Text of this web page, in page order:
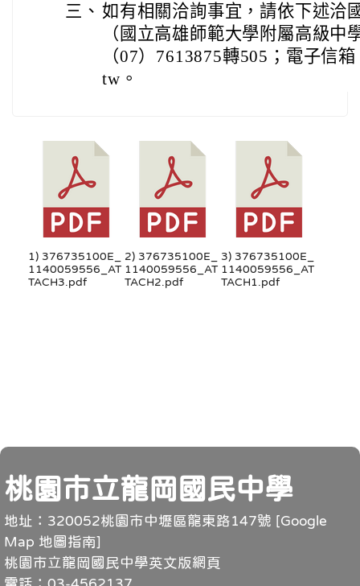
三、 如有相關洽詢事宜，請依下述洽
（國立高雄師範大學附屬高級中
（07）7613875轉505；電子信
tw。
1) 376735100E_
1140059556_AT
TACH3.pdf
2) 376735100E_
1140059556_AT
TACH2.pdf
3) 376735100E_
1140059556_AT
TACH1.pdf
頁尾
桃園市立龍岡國民中學
地址：320052桃園市中壢區龍東路147號 [Google
Map 地圖指南]
桃園市立龍岡國民中學英文版網頁